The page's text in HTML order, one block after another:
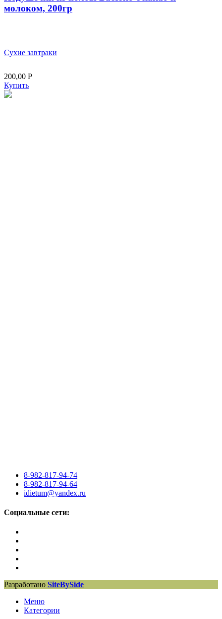
молоком, 200гр
Сухие завтраки
200,00 Р
Купить
8-982-817-94-74
8-982-817-94-64
idietum@yandex.ru
Социальные сети:
Разработано SiteBySide
Меню
Категории